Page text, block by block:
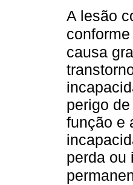
A lesão
causa
perigo
função e
perda ou